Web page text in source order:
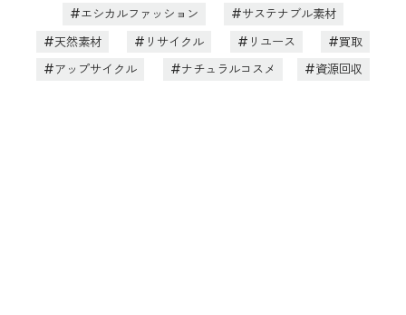
エシカルファッション
サステナブル素材
天然素材
リサイクル リユース
買取
アップサイクル
ナチュラルコスメ 資源回収